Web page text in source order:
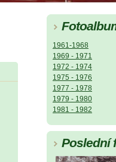
1961-1968
1969 - 1971
1972 - 1974
1975 - 1976
1977 - 1978
1979 - 1980
1981 - 1982
Poslední